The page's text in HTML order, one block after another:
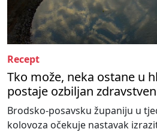
Recept
Tko može, neka ostane u
postaje ozbiljan
Brodsko-posavsku županiju u
kolovoza očekuje nastavak